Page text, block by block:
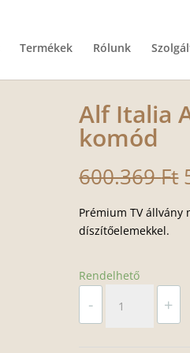
Termékek Rólunk
Alf Italia
komód
600.369Ft
Prémium TV
díszítőelemekkel.
Rendelhető
-
Italia
+